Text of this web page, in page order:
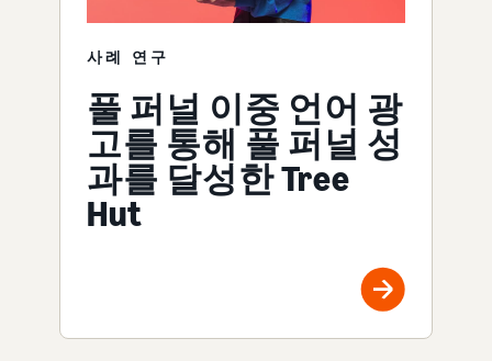
사례 연구
풀 퍼널 이중 언어 광
고를 통해 풀 퍼널 성
과를 달성한 Tree
Hut